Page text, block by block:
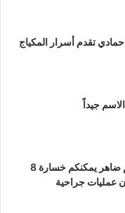
البديلة على
التواصل مع:
لمنظمة
تقدم أسرار المكياج
جيداً
مع أخصائية التغذية ريم ضاهر يمكنكم خسارة 8